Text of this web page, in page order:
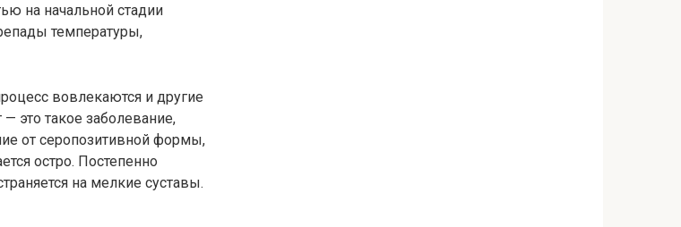
на начальной стадии
температуры,
вовлекаются и другие
— это такое заболевание,
от серопозитивной формы,
остро. Постепенно
на мелкие суставы.